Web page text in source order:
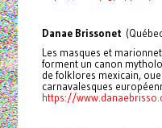
Danae Brissonet
Les masques et
forment un canon
de folklores mexicain,
carnavalesques
https://